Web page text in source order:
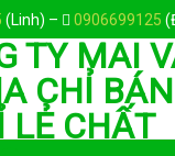
(Linh) – 0906699125